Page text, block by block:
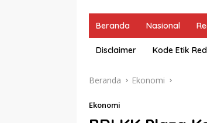
Beranda Nasional
Disclaimer Kode Etik
Beranda Ekonomi
Ekonomi